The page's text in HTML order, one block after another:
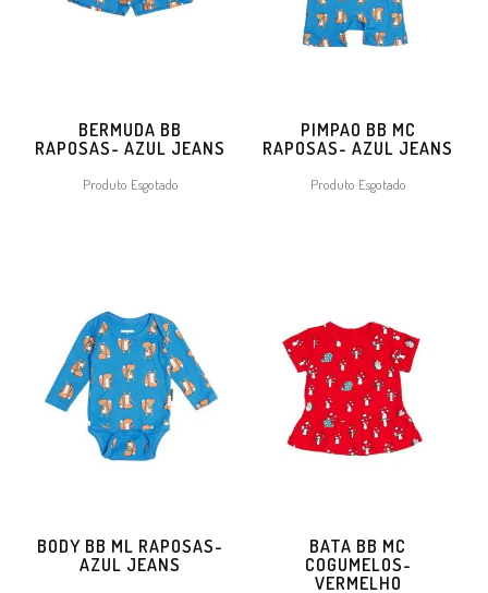
BERMUDA BB
RAPOSAS- AZUL JEANS
Produto Esgotado
PIMPAO BB MC
RAPOSAS- AZUL JEANS
Produto Esgotado
BODY BB ML RAPOSAS-
AZUL JEANS
BATA BB MC
COGUMELOS-
VERMELHO